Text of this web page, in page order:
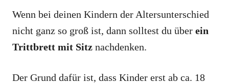
Wenn bei deinen Kindern der Altersunterschied
nicht ganz so groß ist, dann solltest du über ein
Trittbrett mit Sitz nachdenken.
Der Grund dafür ist, dass Kinder erst ab ca. 18